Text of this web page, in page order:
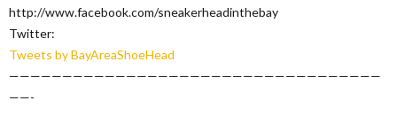
http://www.facebook.com/sneakerheadinthebay
Twitter:
Tweets by BayAreaShoeHead
———————————————————————————————————
——-